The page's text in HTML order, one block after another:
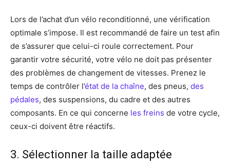
Lors de l’achat d’un vélo reconditionné, une vérification
optimale s’impose. Il est recommandé de faire un test afin
de s’assurer que celui-ci roule correctement. Pour
garantir votre sécurité, votre vélo ne doit pas présenter
des problèmes de changement de vitesses. Prenez le
temps de contrôler l’état de la chaîne, des pneus, des
pédales, des suspensions, du cadre et des autres
composants. En ce qui concerne les freins de votre cycle,
ceux-ci doivent être réactifs.
3. Sélectionner la taille adaptée